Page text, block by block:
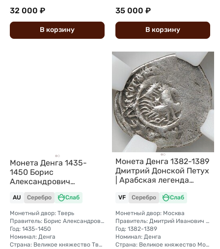
32 000 ₽
В корзину
35 000 ₽
В корзину
Монета Денга 1435-
1450 Борис
Александрович
Чеканщик Тверское
княжество слаб ННР AU
58
AU Серебро Слаб
Монетный двор: Тверь
Правитель: Борис Александрович (1426 - 1461)
Год: 1435-1450
Номинал: Денга
Страна: Великое княжество Тверское
Монета Денга 1382-1389
Дмитрий Донской Петух
| Арабская легенда
слаб ННР VF
VF Серебро Слаб
Монетный двор: Москва
Правитель: Дмитрий Иванович Донской (1359—1389)
Год: 1382-1389
Номинал: Денга
Страна: Великое княжество Московское